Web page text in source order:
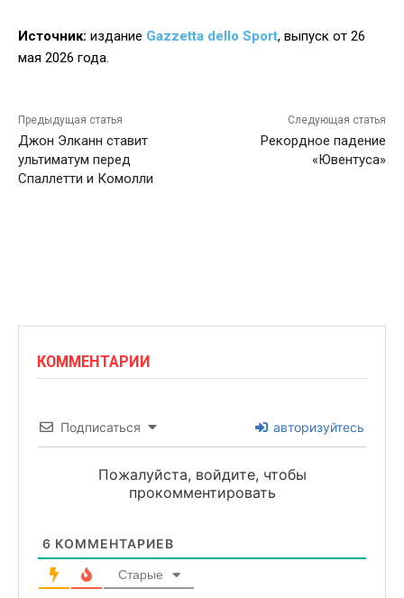
Источник: издание Gazzetta dello Sport, выпуск от 26
мая 2026 года.
Предыдущая статья
Джон Элканн ставит
ультиматум перед
Спаллетти и Комолли
Следующая статья
Рекордное падение
«Ювентуса»
КОММЕНТАРИИ
Подписаться авторизуйтесь
Пожалуйста, войдите, чтобы
прокомментировать
6 КОММЕНТАРИЕВ
Старые